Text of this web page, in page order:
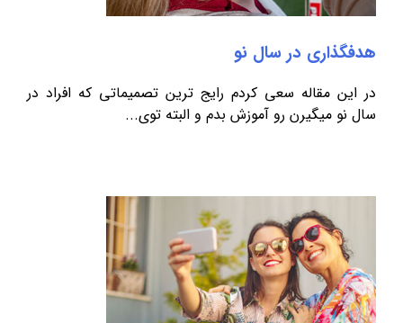
هدفگذاری در سال نو
در این مقاله سعی کردم رایج ترین تصمیماتی که افراد در
سال نو میگیرن رو آموزش بدم و البته توی...